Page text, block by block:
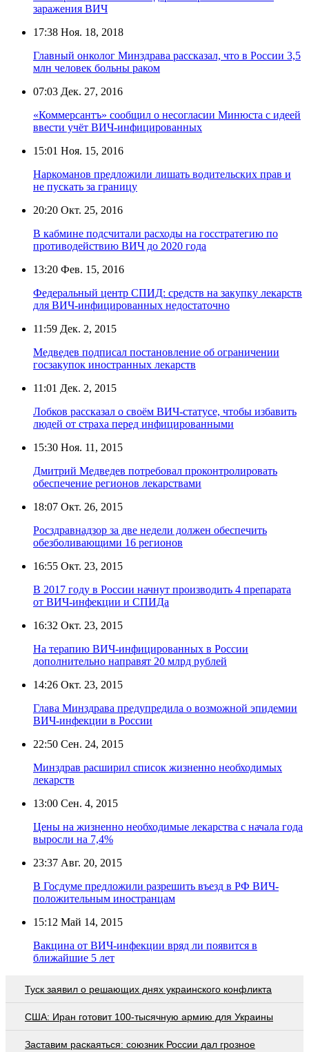
заражения ВИЧ
17:38 Ноя. 18, 2018
Главный онколог Минздрава рассказал, что в России 3,5
млн человек больны раком
07:03 Дек. 27, 2016
«Коммерсантъ» сообщил о несогласии Минюста с идеей
ввести учёт ВИЧ-инфицированных
15:01 Ноя. 15, 2016
Наркоманов предложили лишать водительских прав и
не пускать за границу
20:20 Окт. 25, 2016
В кабмине подсчитали расходы на госстратегию по
противодействию ВИЧ до 2020 года
13:20 Фев. 15, 2016
Федеральный центр СПИД: средств на закупку лекарств
для ВИЧ-инфицированных недостаточно
11:59 Дек. 2, 2015
Медведев подписал постановление об ограничении
госзакупок иностранных лекарств
11:01 Дек. 2, 2015
Лобков рассказал о своём ВИЧ-статусе, чтобы избавить
людей от страха перед инфицированными
15:30 Ноя. 11, 2015
Дмитрий Медведев потребовал проконтролировать
обеспечение регионов лекарствами
18:07 Окт. 26, 2015
Росздравнадзор за две недели должен обеспечить
обезболивающими 16 регионов
16:55 Окт. 23, 2015
В 2017 году в России начнут производить 4 препарата
от ВИЧ-инфекции и СПИДа
16:32 Окт. 23, 2015
На терапию ВИЧ-инфицированных в России
дополнительно направят 20 млрд рублей
14:26 Окт. 23, 2015
Глава Минздрава предупредила о возможной эпидемии
ВИЧ-инфекции в России
22:50 Сен. 24, 2015
Минздрав расширил список жизненно необходимых
лекарств
13:00 Сен. 4, 2015
Цены на жизненно необходимые лекарства с начала года
выросли на 7,4%
23:37 Авг. 20, 2015
В Госдуме предложили разрешить въезд в РФ ВИЧ-
положительным иностранцам
15:12 Май 14, 2015
Вакцина от ВИЧ-инфекции вряд ли появится в
ближайшие 5 лет
Туск заявил о решающих днях украинского конфликта
США: Иран готовит 100-тысячную армию для Украины
Заставим раскаяться: союзник России дал грозное